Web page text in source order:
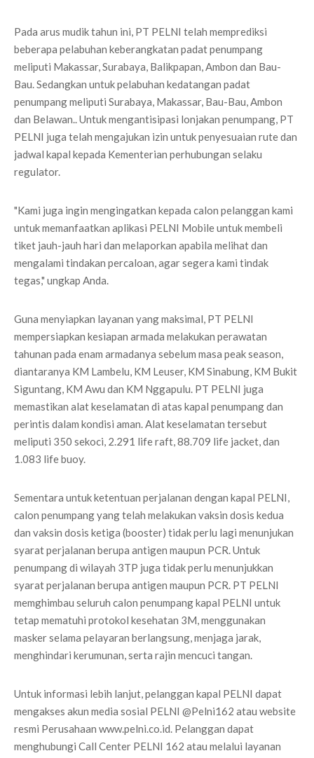
Pada arus mudik tahun ini, PT PELNI telah memprediksi
beberapa pelabuhan keberangkatan padat penumpang
meliputi Makassar, Surabaya, Balikpapan, Ambon dan Bau-
Bau. Sedangkan untuk pelabuhan kedatangan padat
penumpang meliputi Surabaya, Makassar, Bau-Bau, Ambon
dan Belawan.. Untuk mengantisipasi lonjakan penumpang, PT
PELNI juga telah mengajukan izin untuk penyesuaian rute dan
jadwal kapal kepada Kementerian perhubungan selaku
regulator.
"Kami juga ingin mengingatkan kepada calon pelanggan kami
untuk memanfaatkan aplikasi PELNI Mobile untuk membeli
tiket jauh-jauh hari dan melaporkan apabila melihat dan
mengalami tindakan percaloan, agar segera kami tindak
tegas," ungkap Anda.
Guna menyiapkan layanan yang maksimal, PT PELNI
mempersiapkan kesiapan armada melakukan perawatan
tahunan pada enam armadanya sebelum masa peak season,
diantaranya KM Lambelu, KM Leuser, KM Sinabung, KM Bukit
Siguntang, KM Awu dan KM Nggapulu. PT PELNI juga
memastikan alat keselamatan di atas kapal penumpang dan
perintis dalam kondisi aman. Alat keselamatan tersebut
meliputi 350 sekoci, 2.291 life raft, 88.709 life jacket, dan
1.083 life buoy.
Sementara untuk ketentuan perjalanan dengan kapal PELNI,
calon penumpang yang telah melakukan vaksin dosis kedua
dan vaksin dosis ketiga (booster) tidak perlu lagi menunjukan
syarat perjalanan berupa antigen maupun PCR. Untuk
penumpang di wilayah 3TP juga tidak perlu menunjukkan
syarat perjalanan berupa antigen maupun PCR. PT PELNI
memghimbau seluruh calon penumpang kapal PELNI untuk
tetap mematuhi protokol kesehatan 3M, menggunakan
masker selama pelayaran berlangsung, menjaga jarak,
menghindari kerumunan, serta rajin mencuci tangan.
Untuk informasi lebih lanjut, pelanggan kapal PELNI dapat
mengakses akun media sosial PELNI @Pelni162 atau website
resmi Perusahaan www.pelni.co.id. Pelanggan dapat
menghubungi Call Center PELNI 162 atau melalui layanan